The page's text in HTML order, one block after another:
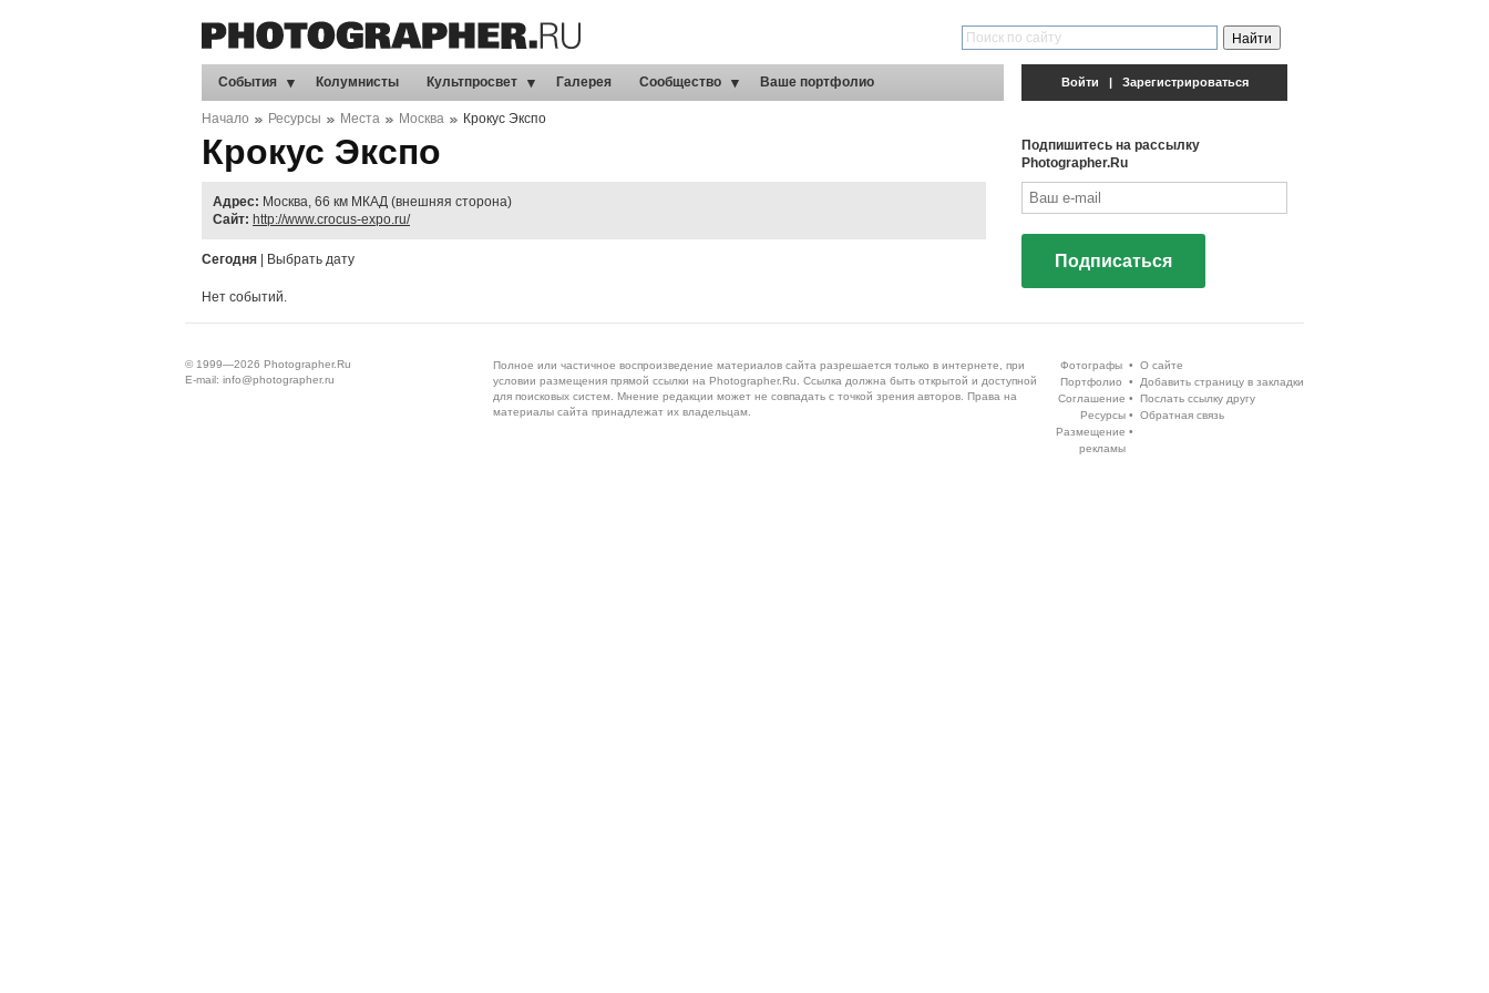
События Колумнисты Культпросвет Галерея Сообщество Ваше портфолио
Начало Ресурсы Места Москва Крокус Экспо
Крокус Экспо
Адрес: Москва, 66 км МКАД (внешняя сторона)
Сайт: http://www.crocus-expo.ru/
Сегодня Выбрать дату
Нет событий.
Войти | Зарегистрироваться
Подпишитесь на рассылку
Photographer.Ru
Подписаться
© 1999—2026 Photographer.Ru
E-mail: info@photographer.ru
Полное или частичное воспроизведение материалов сайта разрешается только в интернете, при
условии размещения прямой ссылки на Photographer.Ru. Ссылка должна быть открытой и доступной
для поисковых систем. Мнение редакции может не совпадать с точкой зрения авторов. Права на
материалы сайта принадлежат их владельцам.
Фотографы
Портфолио
Соглашение
Ресурсы
Размещение
рекламы
• О сайте
• Добавить страницу в закладки
• Послать ссылку другу
• Обратная связь
•